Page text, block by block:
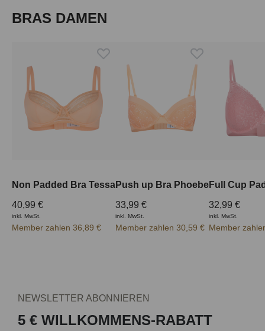
Produktgalerie überspringen
BRAS DAMEN
Non Padded Bra Tessa
40,99 €
inkl. MwSt.
Member zahlen 36,89 €
Push up Bra Phoebe
33,99 €
inkl. MwSt.
Member zahlen 30,59 €
32,99 €
inkl. MwSt.
Member
NEWSLETTER ABONNIEREN
5 € WILLKOMMENS-RABATT